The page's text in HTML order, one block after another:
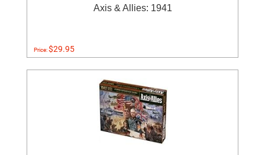
Axis & Allies: 1941
Price:$29.95